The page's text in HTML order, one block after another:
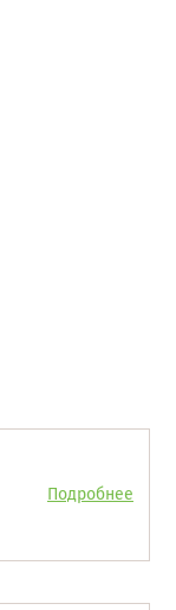
Подробнее